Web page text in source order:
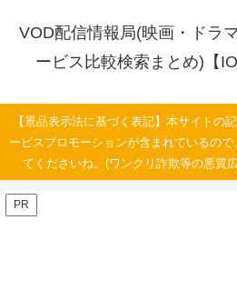
VOD配信情報局(映画・ドラ
ービス比較検索まとめ)【
【景品表示法に基づく表記】本サイトの
ービスプロモーションが含まれているの
てくださいね。(ワンクリ詐欺等の悪質
PR